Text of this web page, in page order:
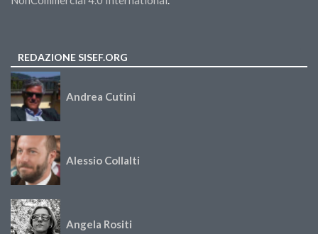
REDAZIONE SISEF.ORG
Andrea Cutini
Alessio Collalti
Angela Rositi